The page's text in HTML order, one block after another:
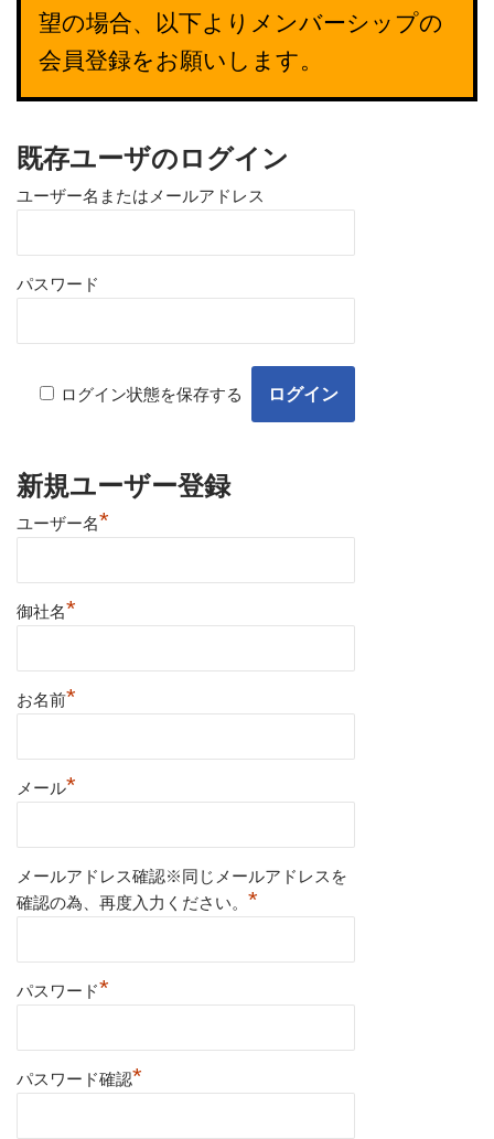
望の場合、以下よりメンバーシップの
会員登録をお願いします。
既存ユーザのログイン
ユーザー名またはメールアドレス
パスワード
ログイン状態を保存する
新規ユーザー登録
ユーザー名*
御社名*
お名前*
メール*
メールアドレス確認※同じメールアドレスを
確認の為、再度入力ください。 *
パスワード*
パスワード確認*